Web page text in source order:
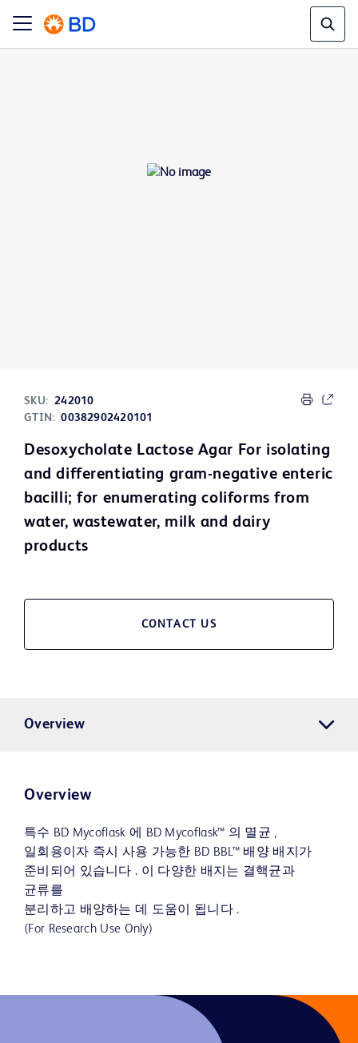
SKU: 242010
GTIN: 00382902420101
Desoxycholate Lactose Agar For isolating
and differentiating gram-negative enteric
bacilli; for enumerating coliforms from
water, wastewater, milk and dairy
products
CONTACT US
Overview
Overview
특수 BD Mycoflask 에 BD Mycoflask™ 의 멸균 ,
일회용이자 즉시 사용 가능한 BD BBL™ 배양 배지가
준비되어 있습니다 . 이 다양한 배지는 결핵균과
균류를
분리하고 배양하는 데 도움이 됩니다 .
(For Research Use Only)